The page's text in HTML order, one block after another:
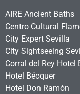
AIRE Ancient Baths
Centro Cultural
City Expert Sevilla
City Sightseeing
Corral del Rey Hotel
Hotel Bécquer
Hotel Don Ramón